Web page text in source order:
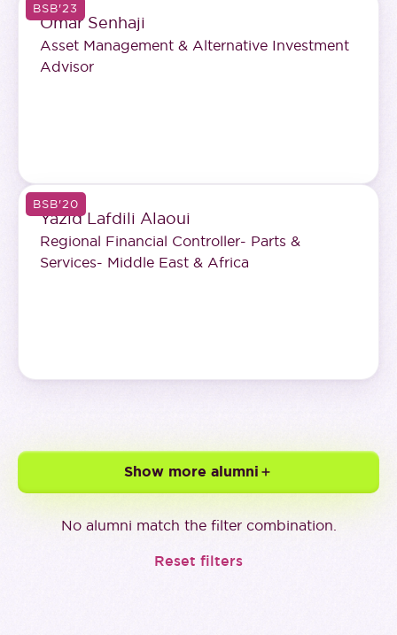
BSB'23
Omar Senhaji
Asset Management & Alternative Investment
Advisor
BSB'20
Yazid Lafdili Alaoui
Regional Financial Controller- Parts &
Services- Middle East & Africa
Show more alumni
No alumni match the filter combination.
Reset filters